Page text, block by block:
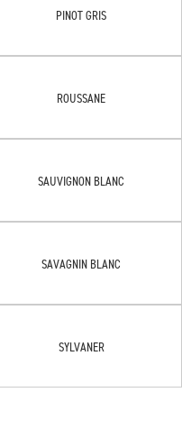
PINOT GRIS
ROUSSANE
SAUVIGNON BLANC
SAVAGNIN BLANC
SYLVANER